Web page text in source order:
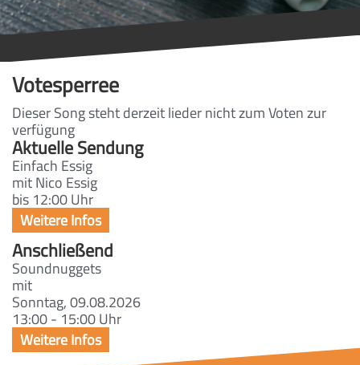
Votesperree
Dieser Song steht derzeit lieder nicht zum Voten zur
verfügung
Aktuelle Sendung
Einfach Essig
mit Nico Essig
bis 12:00 Uhr
Anschließend
Soundnuggets
mit
Sonntag, 09.08.2026
13:00 - 15:00 Uhr